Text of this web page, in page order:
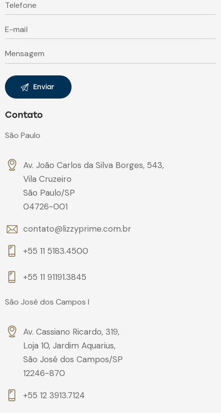
Contato
São Paulo
Av. João Carlos da Silva Borges, 543,
Vila Cruzeiro
São Paulo/SP
04726-001
contato@lizzyprime.com.br
+55 11 5183.4500
+55 11 91191.3845
São José dos Campos I
Av. Cassiano Ricardo, 319,
Loja 10, Jardim Aquarius,
São José dos Campos/SP
12246-870
+55 12 3913.7124